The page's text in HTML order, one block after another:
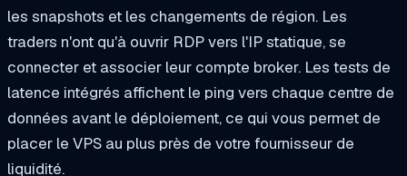
les snapshots et les changements de région. Les
traders n'ont qu'à ouvrir RDP vers l'IP statique, se
connecter et associer leur compte broker. Les tests de
latence intégrés affichent le ping vers chaque centre de
données avant le déploiement, ce qui vous permet de
placer le VPS au plus près de votre fournisseur de
liquidité.